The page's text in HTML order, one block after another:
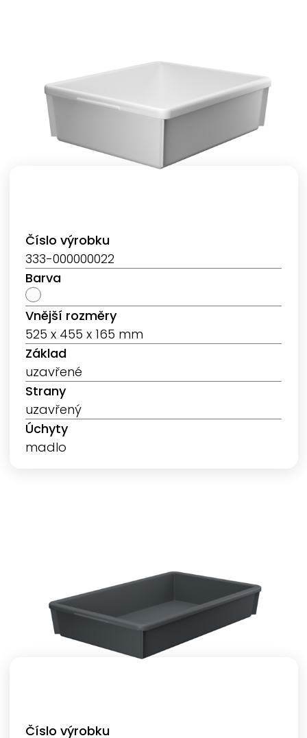
Číslo výrobku
333-000000022
Barva
Vnější rozměry
525 x 455 x 165 mm
Základ
uzavřené
Strany
uzavřený
Úchyty
madlo
Číslo výrobku